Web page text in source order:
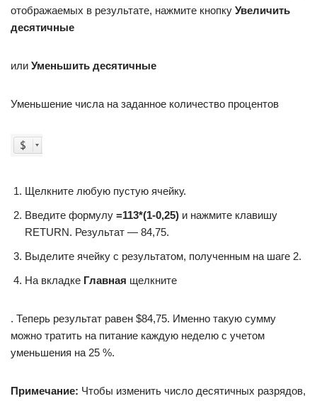
отображаемых в результате, нажмите кнопку Увеличить
десятичные
или Уменьшить десятичные
Уменьшение числа на заданное количество процентов
Щелкните любую пустую ячейку.
Введите формулу =113*(1-0,25) и нажмите клавишу
RETURN. Результат — 84,75.
Выделите ячейку с результатом, полученным на шаге 2.
На вкладке Главная щелкните
. Теперь результат равен $84,75. Именно такую сумму
можно тратить на питание каждую неделю с учетом
уменьшения на 25 %.
Примечание: Чтобы изменить число десятичных разрядов,